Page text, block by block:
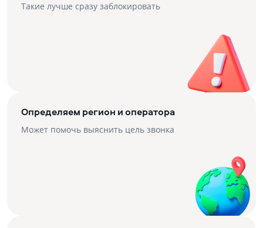
Такие лучше сразу заблокировать
Определяем регион и оператора
Может помочь выяснить цель звонка